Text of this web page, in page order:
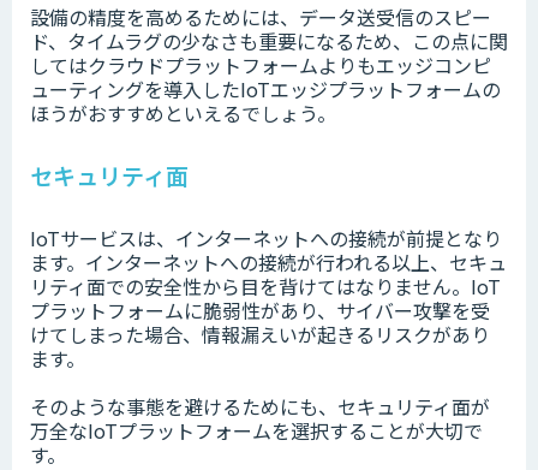
設備の精度を高めるためには、データ送受信のスピー
ド、タイムラグの少なさも重要になるため、この点に関
してはクラウドプラットフォームよりもエッジコンピ
ューティングを導入したIoTエッジプラットフォームの
ほうがおすすめといえるでしょう。
セキュリティ面
IoTサービスは、インターネットへの接続が前提となり
ます。インターネットへの接続が行われる以上、セキュ
リティ面での安全性から目を背けてはなりません。IoT
プラットフォームに脆弱性があり、サイバー攻撃を受
けてしまった場合、情報漏えいが起きるリスクがあり
ます。
そのような事態を避けるためにも、セキュリティ面が
万全なIoTプラットフォームを選択することが大切で
す。